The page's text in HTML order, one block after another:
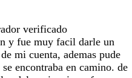
verificado
y fue muy facil darle un
mi cuenta, ademas pude
encontraba en camino. de